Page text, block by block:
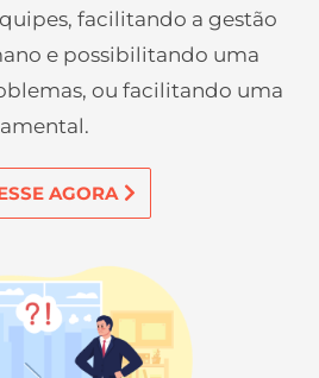
facilitando a gestão
e possibilitando uma
ou facilitando uma
AGORA